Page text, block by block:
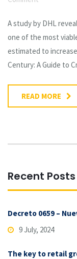
A study by DHL
one of the most
estimated to
Century: A Guide to
READ MORE
Recent Posts
Decreto 0659 –
9 July, 2024
The key to retail